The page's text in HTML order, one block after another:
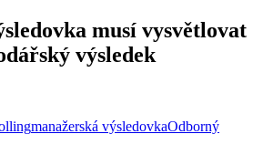
musí vysvětlovat
výsledek
manažerská výsledovkaOdborný